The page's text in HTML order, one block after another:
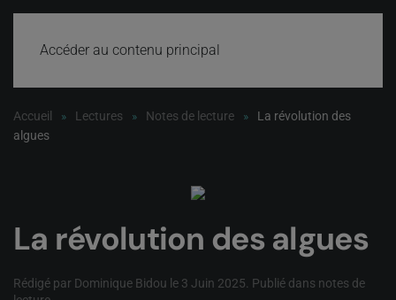
Accéder au contenu principal
Accueil Lectures Notes de lecture
La révolution des
algues
La révolution des algues
Rédigé par Dominique Bidou le 3 Juin 2025 . Publié dans notes de